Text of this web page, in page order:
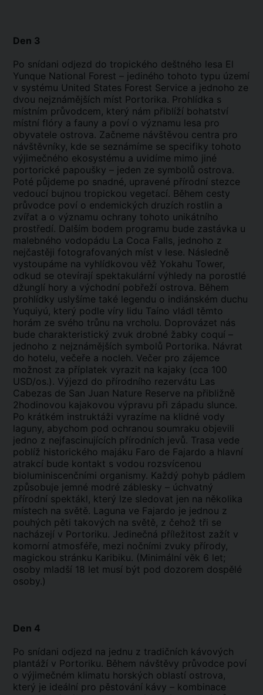
Den 3
Po snídani odjezd do tropického deštného lesa El
Yunque National Forest – jediného tohoto typu území
v systému United States Forest Service a jednoho ze
dvou nejznámějších míst Portorika. Prohlídka s
místním průvodcem, který nám přiblíží bohatství
místní flóry a fauny a poví o významu lesa pro
obyvatele ostrova. Začneme návštěvou centra pro
návštěvníky, kde se seznámíme se specifiky tohoto
výjimečného ekosystému a uvidíme mimo jiné
portorické papoušky – jeden ze symbolů ostrova.
Poté půjdeme po snadné, upravené přírodní stezce
vedoucí bujnou tropickou vegetací. Během cesty
průvodce poví o endemických druzích rostlin a
zvířat a o významu ochrany tohoto unikátního
prostředí. Dalším bodem programu bude zastávka u
malebného vodopádu La Coca Falls, jednoho z
nejčastěji fotografovaných míst v lese. Následně
vystoupáme na vyhlídkovou věž Yokahu Tower,
odkud se otevírají spektakulární výhledy na porostlé
džunglí hory a východní pobřeží ostrova. Během
prohlídky uslyšíme také legendu o indiánském duchu
Yuquiyú, který podle víry lidu Taíno vládl těmto
horám ze svého trůnu na vrcholu. Doprovázet nás
bude charakteristický zvuk drobné žabky coquí –
jednoho z nejznámějších symbolů Portorika. Návrat
do hotelu, večeře a nocleh. Večer pro zájemce
možnost za příplatek vyrazit na kajaky (cca 100
USD/os.). Výjezd do přírodního rezervátu Las
Cabezas de San Juan Nature Reserve na přibližně
2hodinovou kajakovou výpravu při západu slunce.
Po krátkém instruktáži vyrazíme na klidné vody
laguny, abychom pod ochranou soumraku objevili
jedno z nejfascinujících přírodních jevů. Trasa vede
poblíž historického majáku Faro de Fajardo a hlavní
atrakcí bude kontakt s vodou rozsvícenou
bioluminiscenčními organismy. Každý pohyb pádlem
způsobuje jemné modré záblesky – úchvatný
přírodní spektákl, který lze sledovat jen na několika
místech na světě. Laguna ve Fajardo je jednou z
pouhých pěti takových na světě, z čehož tři se
nacházejí v Portoriku. Jedinečná příležitost zažít v
komorní atmosféře, mezi nočními zvuky přírody,
magickou stránku Karibiku. (Minimální věk 6 let;
osoby mladší 18 let musí být pod dozorem dospělé
osoby.)
Den 4
Po snídani odjezd na jednu z tradičních kávových
plantáží v Portoriku. Během návštěvy průvodce poví
o výjimečném klimatu horských oblastí ostrova,
který je ideální pro pěstování kávy – kombinace